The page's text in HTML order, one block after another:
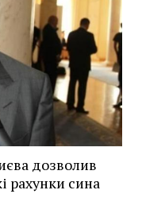
дозволив
рахунки сина